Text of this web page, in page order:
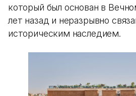
который был основан в
лет назад и неразрывно
историческим наследием.